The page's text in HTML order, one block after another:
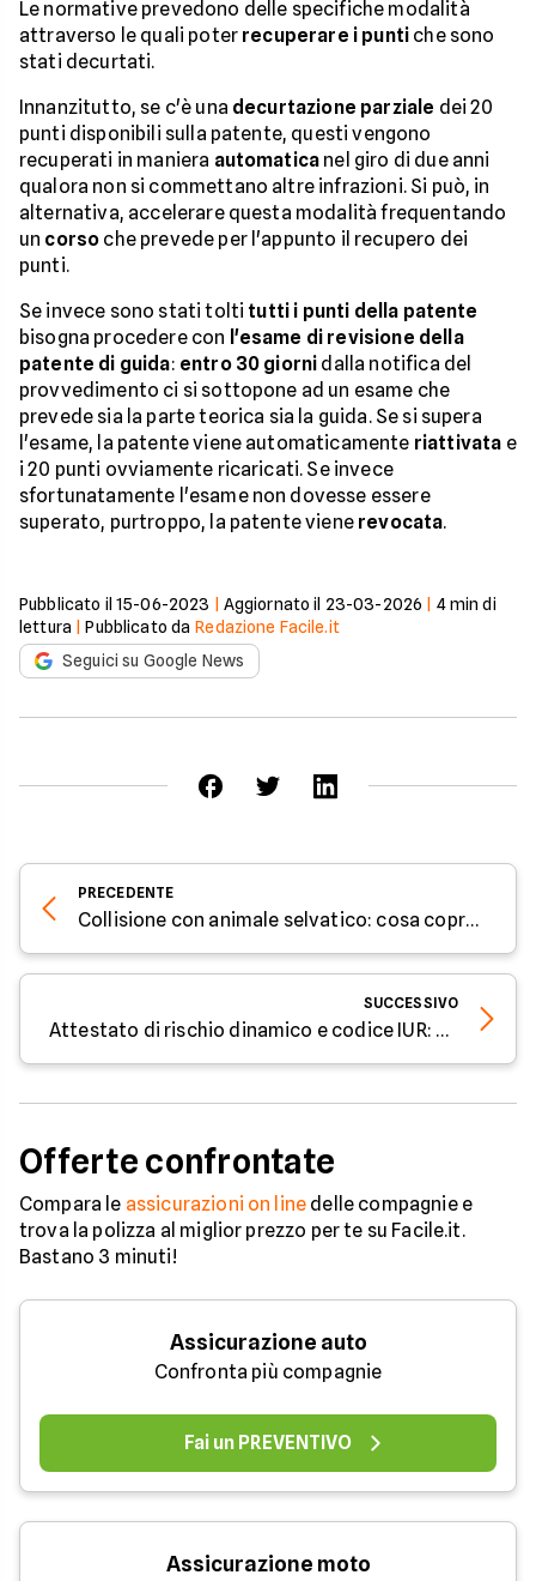
Le normative prevedono delle specifiche modalità
attraverso le quali poter recuperare i punti che sono
stati decurtati.
Innanzitutto, se c'è una decurtazione parziale dei 20
punti disponibili sulla patente, questi vengono
recuperati in maniera automatica nel giro di due anni
qualora non si commettano altre infrazioni. Si può, in
alternativa, accelerare questa modalità frequentando
un corso che prevede per l'appunto il recupero dei
punti.
Se invece sono stati tolti tutti i punti della patente
bisogna procedere con l'esame di revisione della
patente di guida: entro 30 giorni dalla notifica del
provvedimento ci si sottopone ad un esame che
prevede sia la parte teorica sia la guida. Se si supera
l'esame, la patente viene automaticamente riattivata e
i 20 punti ovviamente ricaricati. Se invece
sfortunatamente l'esame non dovesse essere
superato, purtroppo, la patente viene revocata.
Pubblicato il 15-06-2023 Aggiornato il 23-03-2026 4min di
lettura |Pubblicato da Redazione Facile.it
Seguici su Google News
PRECEDENTE
Collisione con animale selvatico: cosa copre l'assicurazione
SUCCESSIVO
Attestato di rischio dinamico e codice IUR: cosa sapere
Offerte confrontate
Compara le assicurazioni on line delle compagnie e
trova la polizza al miglior prezzo per te su Facile.it.
Bastano 3 minuti!
Assicurazione auto
Confronta più compagnie
Fai un PREVENTIVO
Assicurazione moto